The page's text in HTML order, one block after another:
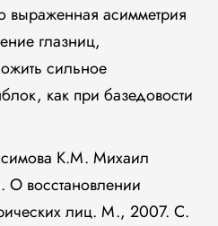
выраженная асимметрия
глазниц,
сильное
как при базедовости
К.М. Михаил
О восстановлении
лиц. М., 2007. С.